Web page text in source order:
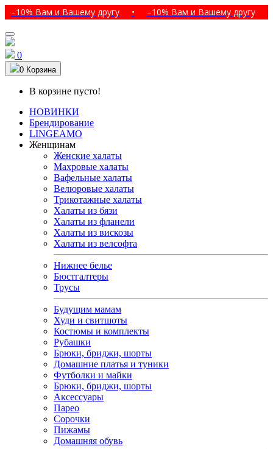
Вам и Вашему другу • –10% Вам и Вашему другу •
0
0 Корзина
В корзине пусто!
НОВИНКИ
Брендирование
LINGEAMO
Женщинам
Женские халаты
Махровые халаты
Вафельные халаты
Велюровые халаты
Трикотажные халаты
Халаты из бязи
Халаты из фланели
Халаты из вискозы
Халаты из велсофта
Нижнее белье
Бюстгалтеры
Трусы
Будущим мамам
Худи и свитшоты
Костюмы и комплекты
Рубашки
Брюки, бриджи, шорты
Домашние платья и туники
Футболки и майки
Брюки, бриджи, шорты
Аксессуары
Парео
Сорочки
Пижамы
Домашняя обувь